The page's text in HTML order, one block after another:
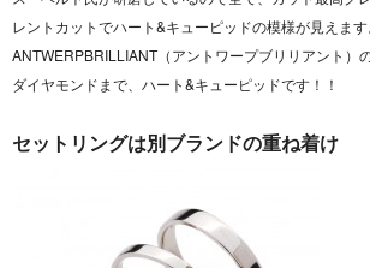
レントカットでハート&キューピッドの模様が見えます
ANTWERPBRILLIANT（アントワープブリリアント）
ダイヤモンドまで、ハート&キューピッドです！！
セットリングは別ブランドの重ね着け